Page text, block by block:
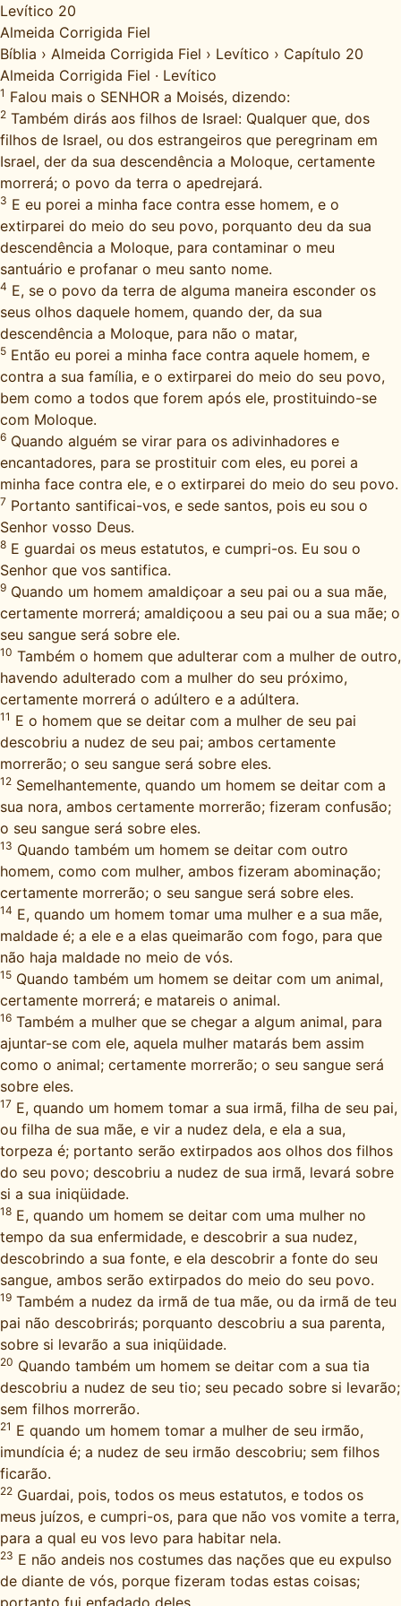
Levítico 20
Almeida Corrigida Fiel
Bíblia › Almeida Corrigida Fiel › Levítico › Capítulo 20
Almeida Corrigida Fiel · Levítico
1 Falou mais o SENHOR a Moisés, dizendo:
2 Também dirás aos filhos de Israel: Qualquer que, dos
filhos de Israel, ou dos estrangeiros que peregrinam em
Israel, der da sua descendência a Moloque, certamente
morrerá; o povo da terra o apedrejará.
3 E eu porei a minha face contra esse homem, e o
extirparei do meio do seu povo, porquanto deu da sua
descendência a Moloque, para contaminar o meu
santuário e profanar o meu santo nome.
4 E, se o povo da terra de alguma maneira esconder os
seus olhos daquele homem, quando der, da sua
descendência a Moloque, para não o matar,
5 Então eu porei a minha face contra aquele homem, e
contra a sua família, e o extirparei do meio do seu povo,
bem como a todos que forem após ele, prostituindo-se
com Moloque.
6 Quando alguém se virar para os adivinhadores e
encantadores, para se prostituir com eles, eu porei a
minha face contra ele, e o extirparei do meio do seu povo.
7 Portanto santificai-vos, e sede santos, pois eu sou o
Senhor vosso Deus.
8 E guardai os meus estatutos, e cumpri-os. Eu sou o
Senhor que vos santifica.
9 Quando um homem amaldiçoar a seu pai ou a sua mãe,
certamente morrerá; amaldiçoou a seu pai ou a sua mãe; o
seu sangue será sobre ele.
10 Também o homem que adulterar com a mulher de outro,
havendo adulterado com a mulher do seu próximo,
certamente morrerá o adúltero e a adúltera.
11 E o homem que se deitar com a mulher de seu pai
descobriu a nudez de seu pai; ambos certamente
morrerão; o seu sangue será sobre eles.
12 Semelhantemente, quando um homem se deitar com a
sua nora, ambos certamente morrerão; fizeram confusão;
o seu sangue será sobre eles.
13 Quando também um homem se deitar com outro
homem, como com mulher, ambos fizeram abominação;
certamente morrerão; o seu sangue será sobre eles.
14 E, quando um homem tomar uma mulher e a sua mãe,
maldade é; a ele e a elas queimarão com fogo, para que
não haja maldade no meio de vós.
15 Quando também um homem se deitar com um animal,
certamente morrerá; e matareis o animal.
16 Também a mulher que se chegar a algum animal, para
ajuntar-se com ele, aquela mulher matarás bem assim
como o animal; certamente morrerão; o seu sangue será
sobre eles.
17 E, quando um homem tomar a sua irmã, filha de seu pai,
ou filha de sua mãe, e vir a nudez dela, e ela a sua,
torpeza é; portanto serão extirpados aos olhos dos filhos
do seu povo; descobriu a nudez de sua irmã, levará sobre
si a sua iniqüidade.
18 E, quando um homem se deitar com uma mulher no
tempo da sua enfermidade, e descobrir a sua nudez,
descobrindo a sua fonte, e ela descobrir a fonte do seu
sangue, ambos serão extirpados do meio do seu povo.
19 Também a nudez da irmã de tua mãe, ou da irmã de teu
pai não descobrirás; porquanto descobriu a sua parenta,
sobre si levarão a sua iniqüidade.
20 Quando também um homem se deitar com a sua tia
descobriu a nudez de seu tio; seu pecado sobre si levarão;
sem filhos morrerão.
21 E quando um homem tomar a mulher de seu irmão,
imundícia é; a nudez de seu irmão descobriu; sem filhos
ficarão.
22 Guardai, pois, todos os meus estatutos, e todos os
meus juízos, e cumpri-os, para que não vos vomite a terra,
para a qual eu vos levo para habitar nela.
23 E não andeis nos costumes das nações que eu expulso
de diante de vós, porque fizeram todas estas coisas;
portanto fui enfadado deles.